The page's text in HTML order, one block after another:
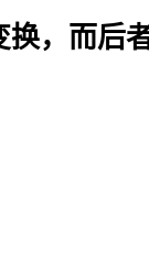
，而后